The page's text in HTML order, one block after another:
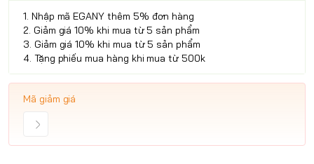
1. Nhập mã EGANY thêm 5% đơn hàng
2. Giảm giá 10% khi mua từ 5 sản phẩm
3. Giảm giá 10% khi mua từ 5 sản phẩm
4. Tặng phiếu mua hàng khi mua từ 500k
Mã giảm giá